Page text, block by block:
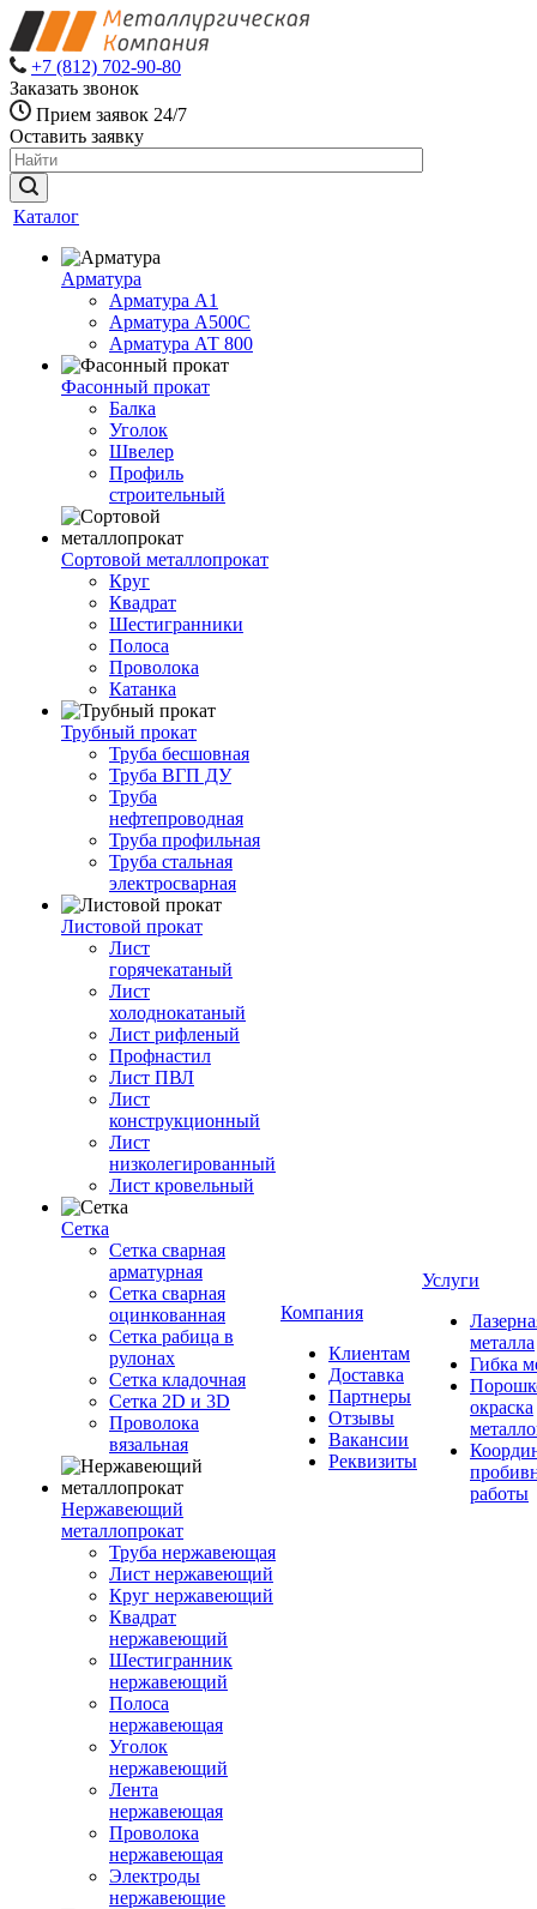
+7 (812) 702-90-80
Заказать звонок
Прием заявок 24/7
Оставить заявку
Каталог
Арматура
Арматура А1
Арматура А500С
Арматура АТ 800
Фасонный прокат
Балка
Уголок
Швелер
Профиль
строительный
Сортовой металлопрокат
Круг
Квадрат
Шестигранники
Полоса
Проволока
Катанка
Трубный прокат
Труба бесшовная
Труба ВГП ДУ
Труба
нефтепроводная
Труба профильная
Труба стальная
электросварная
Листовой прокат
Лист
горячекатаный
Лист
холоднокатаный
Лист рифленый
Профнастил
Лист ПВЛ
Лист
конструкционный
Лист
низколегированный
Лист кровельный
Сетка
Сетка сварная
арматурная
Сетка сварная
оцинкованная
Сетка рабица в
рулонах
Сетка кладочная
Сетка 2D и 3D
Проволока
вязальная
Нержавеющий
металлопрокат
Труба нержавеющая
Лист нержавеющий
Круг нержавеющий
Квадрат
нержавеющий
Шестигранник
нержавеющий
Полоса
нержавеющая
Уголок
нержавеющий
Лента
нержавеющая
Проволока
нержавеющая
Электроды
нержавеющие
Компания
Клиентам
Доставка
Партнеры
Отзывы
Вакансии
Реквизиты
Услуги
металла
Гибка
окраска
работы